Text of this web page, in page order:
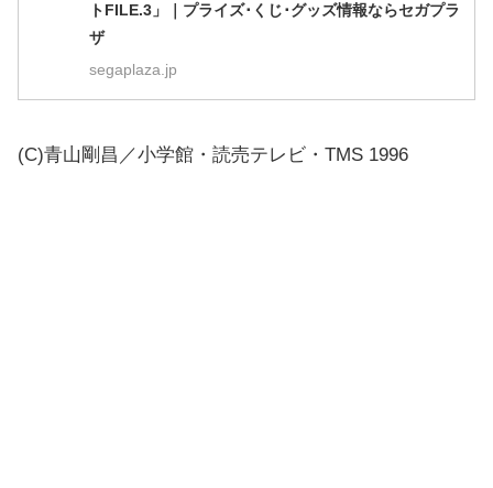
トFILE.3」｜プライズ･くじ･グッズ情報ならセガプラ
ザ
segaplaza.jp
(C)青山剛昌／小学館・読売テレビ・TMS 1996